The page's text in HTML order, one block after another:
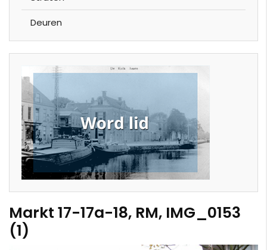
Deuren
Markt 17-17a-18, RM, IMG_0153
(1)